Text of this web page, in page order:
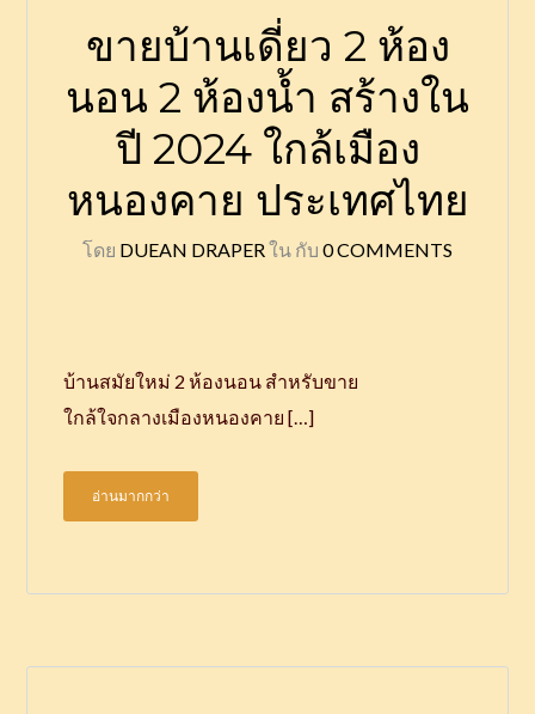
ขายบ้านเดี่ยว 2 ห้อง
นอน 2 ห้องน้ำ สร้างใน
ปี 2024 ใกล้เมือง
หนองคาย ประเทศไทย
โดย DUEAN DRAPERใน กับ 0 COMMENTS
บ้านสมัยใหม่ 2 ห้องนอน สำหรับขาย
ใกล้ใจกลางเมืองหนองคาย […]
อ่านมากกว่า